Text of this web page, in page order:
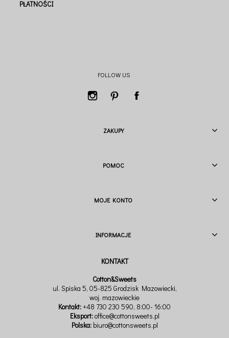
PŁATNOŚCI
FOLLOW US
ZAKUPY
POMOC
MOJE KONTO
INFORMACJE
Cotton&Sweets
ul. Spiska 5, 05-825 Grodzisk Mazowiecki,
woj. mazowieckie
Kontakt:+48 730 230 590, 8:00- 16:00
Eksport:office@cottonsweets.pl
Polska: biuro@cottonsweets.pl